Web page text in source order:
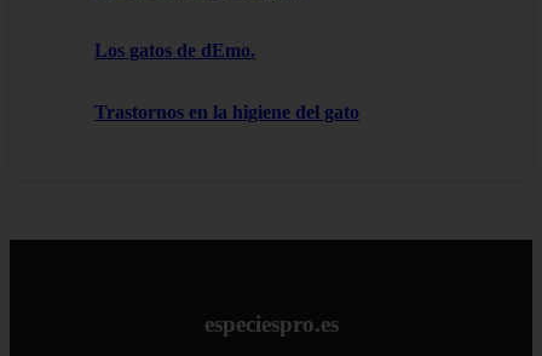
Los gatos de dEmo.
Trastornos en la higiene del gato
especiespro.es